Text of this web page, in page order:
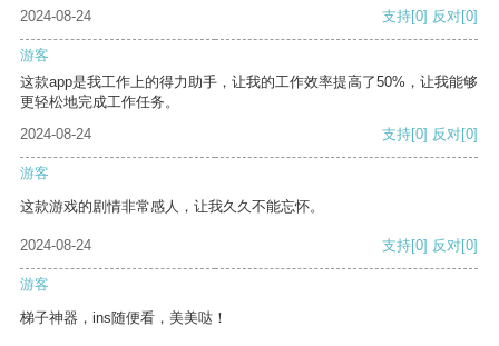
2024-08-24 支持[0] 反对[0]
游客
这款app是我工作上的得力助手，让我的工作效率提高了50%，让我能够
更轻松地完成工作任务。
2024-08-24
支持[0] 反对[0]
游客
这款游戏的剧情非常感人，让我久久不能忘怀。
2024-08-24 支持[0] 反对[0]
游客
梯子神器，ins随便看，美美哒！